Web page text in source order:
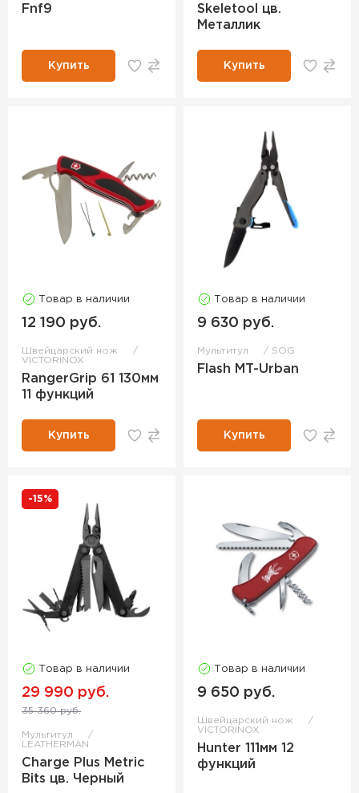
Fnf9
Купить
Skeletool цв.
Металлик
Купить
Товар в наличии
12 190 руб.
Швейцарский нож
VICTORINOX
RangerGrip 61 130мм
11 функций
Купить
Товар в наличии
9 630 руб.
Мультитул SOG
Flash MT-Urban
Купить
-15%
Товар в наличии
29 990 руб.
35 360 руб.
Мультитул
LEATHERMAN
Charge Plus Metric
Bits цв. Черный
Товар в наличии
9 650 руб.
Швейцарский нож
VICTORINOX
Hunter 111мм 12
функций